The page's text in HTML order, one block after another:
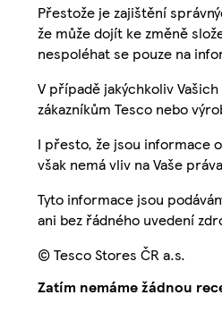
Přestože je zajištění
že může dojít ke změně
nespoléhat se pouze na
V případě jakýchkoliv
zákazníkům Tesco nebo
I přesto, že jsou informace
však nemá vliv na Vaše
Tyto informace jsou
ani bez řádného uvedení
© Tesco Stores ČR a.s.
Zatím nemáme žádnou